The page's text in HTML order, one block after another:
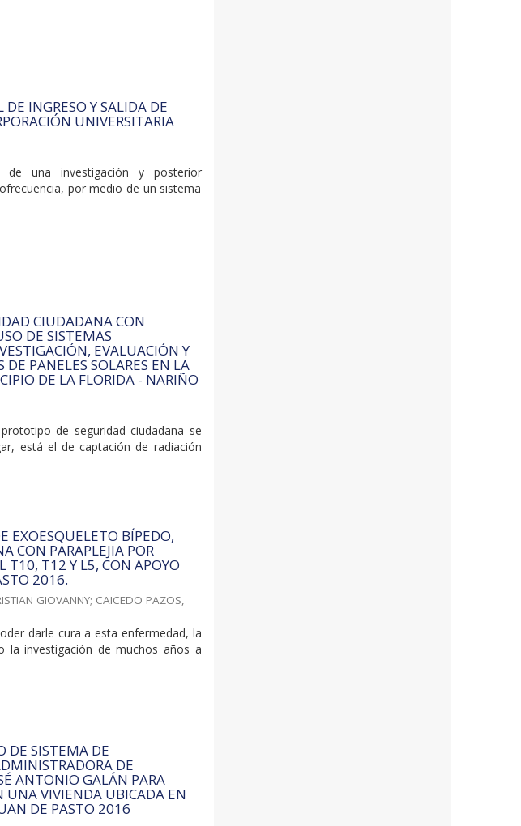
INGRESO Y SALIDA DE
UNIVERSITARIA
una investigación y posterior
por medio de un sistema
CIUDADANA CON
DE SISTEMAS
EVALUACIÓN Y
PANELES SOLARES EN LA
DE LA FLORIDA - NARIÑO
de seguridad ciudadana se
está el de captación de radiación
EXOESQUELETO BÍPEDO,
CON PARAPLEJIA POR
T10, T12 Y L5, CON APOYO
2016.
GIOVANNY; CAICEDO PAZOS,
darle cura a esta enfermedad, la
la investigación de muchos años a
DE SISTEMA DE
DE
ANTONIO GALÁN PARA
UNA VIVIENDA UBICADA EN
DE PASTO 2016